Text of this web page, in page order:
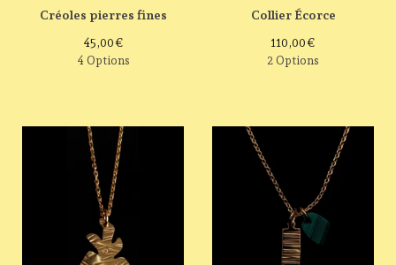
Créoles pierres fines
45,00€
4 Options
Collier Écorce
110,00€
2 Options